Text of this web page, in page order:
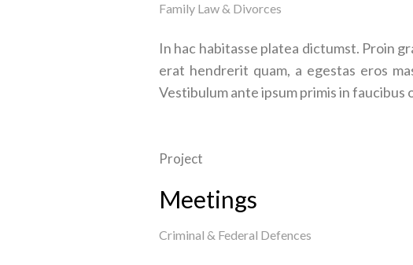
Family Law & Divorces
In hac habitasse platea dictumst. Proin
erat hendrerit quam, a egestas eros
Vestibulum ante ipsum primis in
Project
Meetings
Criminal & Federal Defences